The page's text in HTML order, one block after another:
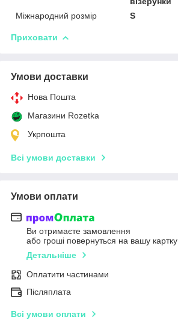
Міжнародний розмір
S
Приховати
Умови доставки
Нова Пошта
Магазини Rozetka
Укрпошта
Всі умови доставки
Умови оплати
Ви отримаєте замовлення
або гроші повернуться на вашу картку
Детальніше
Оплатити частинами
Післяплата
Всі умови оплати